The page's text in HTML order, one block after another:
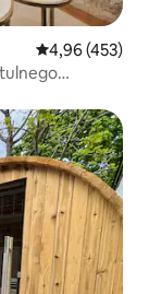
Średnia
4,96 (453)